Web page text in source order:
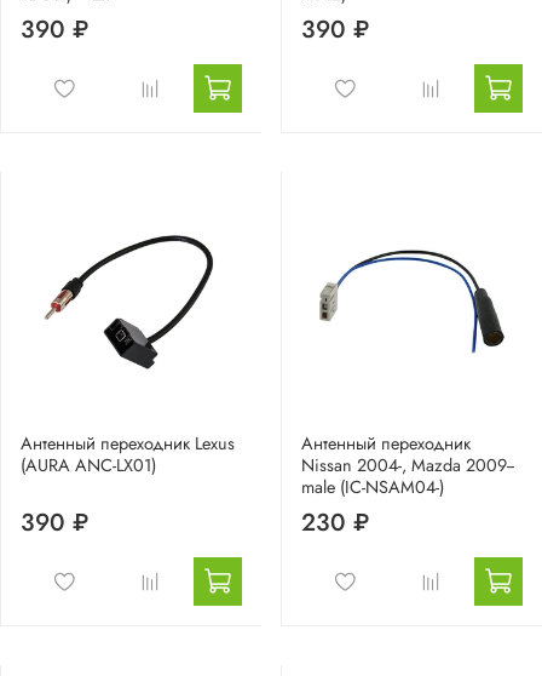
390 ₽ 390 ₽
Антенный переходник Lexus
(AURA ANC-LX01)
390 ₽
Антенный переходник
Nissan 2004-, Mazda 2009--
male (IC-NSAM04-)
230 ₽